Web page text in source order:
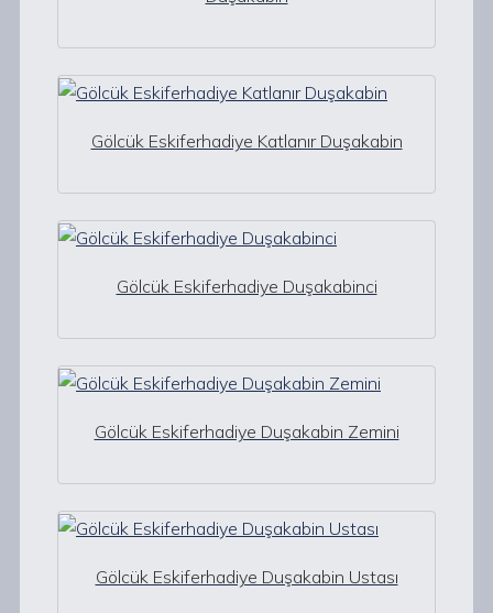
Gölcük Eskiferhadiye Katlanır Duşakabin
Gölcük Eskiferhadiye Duşakabinci
Gölcük Eskiferhadiye Duşakabin Zemini
Gölcük Eskiferhadiye Duşakabin Ustası